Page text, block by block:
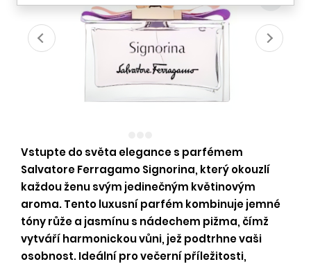
Vstupte do světa elegance s parfémem
Salvatore Ferragamo Signorina, který okouzlí
každou ženu svým jedinečným květinovým
aroma. Tento luxusní parfém kombinuje jemné
tóny růže a jasmínu s nádechem pižma, čímž
vytváří harmonickou vůni, jež podtrhne vaši
osobnost. Ideální pro večerní příležitosti,